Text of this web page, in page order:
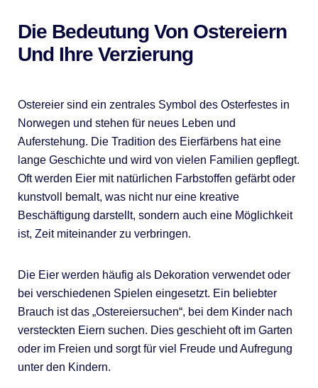
Die Bedeutung Von Ostereiern
Und Ihre Verzierung
Ostereier sind ein zentrales Symbol des Osterfestes in
Norwegen und stehen für neues Leben und
Auferstehung. Die Tradition des Eierfärbens hat eine
lange Geschichte und wird von vielen Familien gepflegt.
Oft werden Eier mit natürlichen Farbstoffen gefärbt oder
kunstvoll bemalt, was nicht nur eine kreative
Beschäftigung darstellt, sondern auch eine Möglichkeit
ist, Zeit miteinander zu verbringen.
Die Eier werden häufig als Dekoration verwendet oder
bei verschiedenen Spielen eingesetzt. Ein beliebter
Brauch ist das „Ostereiersuchen“, bei dem Kinder nach
versteckten Eiern suchen. Dies geschieht oft im Garten
oder im Freien und sorgt für viel Freude und Aufregung
unter den Kindern.